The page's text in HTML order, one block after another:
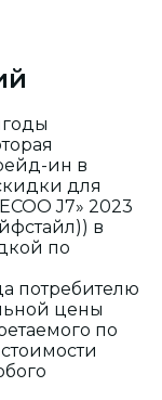
ин в
для
J7» 2023
в
по
потребителю
цены
по